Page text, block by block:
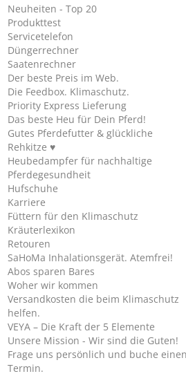
Neuheiten - Top 20
Produkttest
Servicetelefon
Düngerrechner
Saatenrechner
Der beste Preis im Web.
Die Feedbox. Klimaschutz.
Priority Express Lieferung
Das beste Heu für Dein Pferd!
Gutes Pferdefutter & glückliche
Rehkitze ♥
Heubedampfer für nachhaltige
Pferdegesundheit
Hufschuhe
Karriere
Füttern für den Klimaschutz
Kräuterlexikon
Retouren
SaHoMa Inhalationsgerät. Atemfrei!
Abos sparen Bares
Woher wir kommen
Versandkosten die beim Klimaschutz
helfen.
VEYA – Die Kraft der 5 Elemente
Unsere Mission - Wir sind die Guten!
Frage uns persönlich und buche einen
Termin.